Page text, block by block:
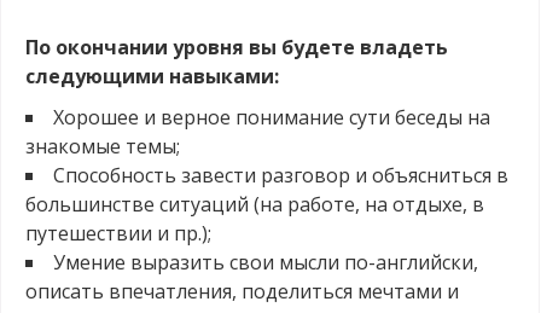
По окончании уровня вы будете владеть
следующими навыками:
Хорошее и верное понимание сути беседы на
знакомые темы;
Способность завести разговор и объясниться в
большинстве ситуаций (на работе, на отдыхе, в
путешествии и пр.);
Умение выразить свои мысли по-английски,
описать впечатления, поделиться мечтами и